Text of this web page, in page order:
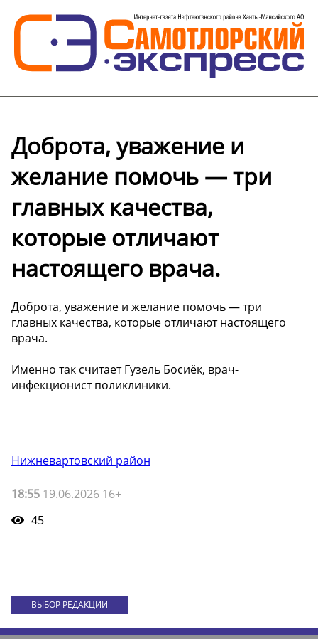
Доброта, уважение и
желание помочь — три
главных качества,
которые отличают
настоящего врача.
Доброта, уважение и желание помочь — три
главных качества, которые отличают настоящего
врача.
Именно так считает Гузель Босиёк, врач-
инфекционист поликлиники.
Нижневартовский район
18:55 19.06.2026 16+
45
ВЫБОР РЕДАКЦИИ